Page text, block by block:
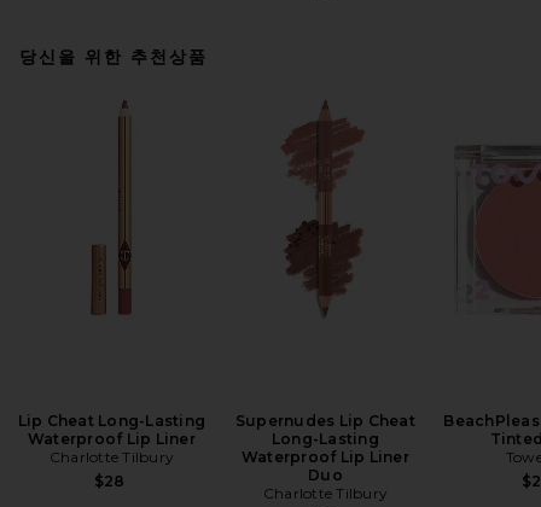
당신을 위한 추천상품
Lip Cheat Long-Lasting
Waterproof Lip Liner
Charlotte Tilbury
$28
Supernudes Lip Cheat
Long-Lasting
Waterproof Lip Liner
Duo
Charlotte Tilbury